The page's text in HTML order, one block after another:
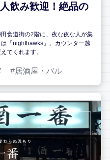
飲み歓迎！絶品の
食道街の2階に、夜な夜な人が集
「nighthawks」。カウンター越
てくれます。
居酒屋・バル